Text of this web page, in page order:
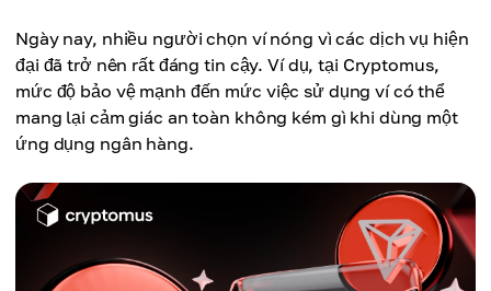
Ngày nay, nhiều người chọn ví nóng vì các dịch vụ hiện
đại đã trở nên rất đáng tin cậy. Ví dụ, tại Cryptomus,
mức độ bảo vệ mạnh đến mức việc sử dụng ví có thể
mang lại cảm giác an toàn không kém gì khi dùng một
ứng dụng ngân hàng.